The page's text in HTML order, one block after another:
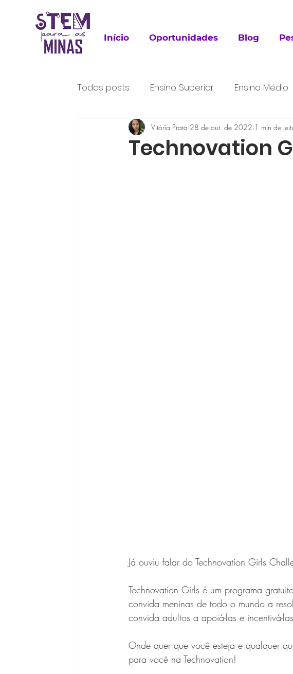
Início Oportunidades Blog
Todos posts Ensino Superior Ensino Médio
Para Leitura Trabalho Pesquisa
Technovation
Vitória Prata 28 de out. de 2022 1 min de
Já ouviu falar do Technovation Girls
Technovation Girls é um programa
convida meninas de todo o mundo a
convida adultos a apoiá-las e incentivá-
Onde quer que você esteja e qualquer
para você na Technovation!